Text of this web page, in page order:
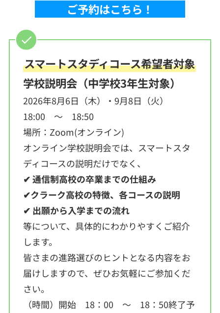
ご予約はこちら！
スマートスタディコース希望者対象
学校説明会（中学校3年生対象）
2026年8月6日（木）・9月8日（火）
18:00 ～ 18:50
場所：Zoom(オンライン)
オンライン学校説明会では、スマートスタ
ディコースの説明だけでなく、
✔ 通信制高校の卒業までの仕組み
✔クラーク高校の特徴、各コースの説明
✔ 出願から入学までの流れ
等について、具体的にわかりやすくご紹介
します。
皆さまの進路選びのヒントとなる内容をお
届けしますので、ぜひお気軽にご参加くだ
さい。
（時間）開始 18：00 ～ 18：50終了予